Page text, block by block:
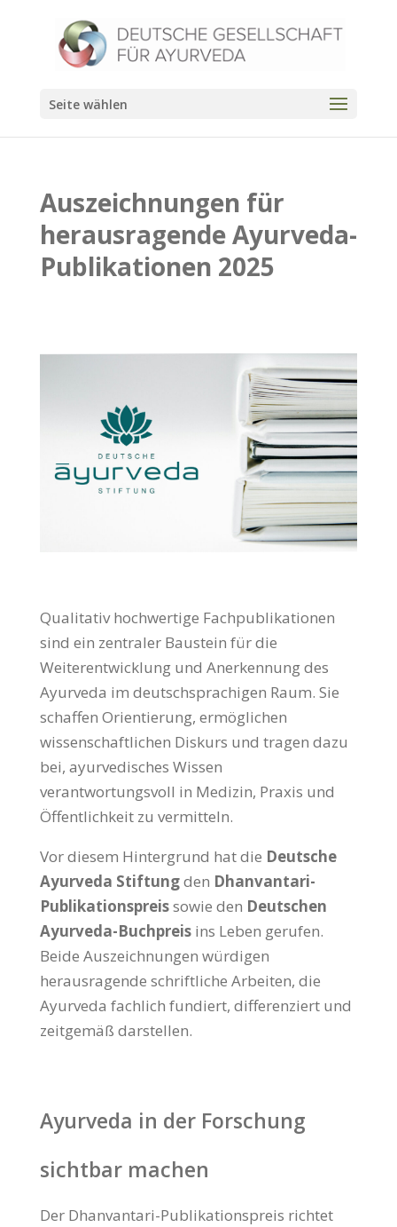
Seite wählen
Auszeichnungen für
herausragende Ayurveda-
Publikationen 2025
Qualitativ hochwertige Fachpublikationen
sind ein zentraler Baustein für die
Weiterentwicklung und Anerkennung des
Ayurveda im deutschsprachigen Raum. Sie
schaffen Orientierung, ermöglichen
wissenschaftlichen Diskurs und tragen dazu
bei, ayurvedisches Wissen
verantwortungsvoll in Medizin, Praxis und
Öffentlichkeit zu vermitteln.
Vor diesem Hintergrund hat die Deutsche
Ayurveda Stiftungden Dhanvantari-
Publikationspreissowie den Deutschen
Ayurveda-Buchpreisins Leben gerufen.
Beide Auszeichnungen würdigen
herausragende schriftliche Arbeiten, die
Ayurveda fachlich fundiert, differenziert und
zeitgemäß darstellen.
Ayurveda in der Forschung
sichtbar machen
Der Dhanvantari-Publikationspreis richtet